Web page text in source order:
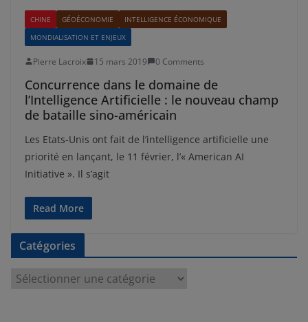
CHINE GÉOÉCONOMIE
INTELLIGENCE ÉCONOMIQUE
MONDIALISATION ET ENJEUX
Pierre Lacroix 15 mars 2019 0 Comments
Concurrence dans le domaine de
l’Intelligence Artificielle : le nouveau champ
de bataille sino-américain
Les Etats-Unis ont fait de l’intelligence artificielle une
priorité en lançant, le 11 février, l’« American AI
Initiative ». Il s’agit
Read More
Catégories